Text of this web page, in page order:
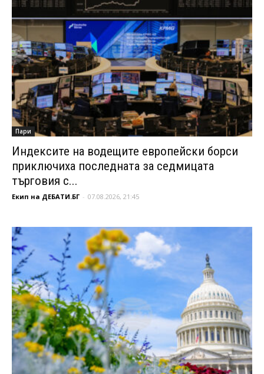
Пари
Индексите на водещите европейски борси
приключиха последната за седмицата
търговия с...
Екип на ДЕБАТИ.БГ - 07.08.2026, 21:45